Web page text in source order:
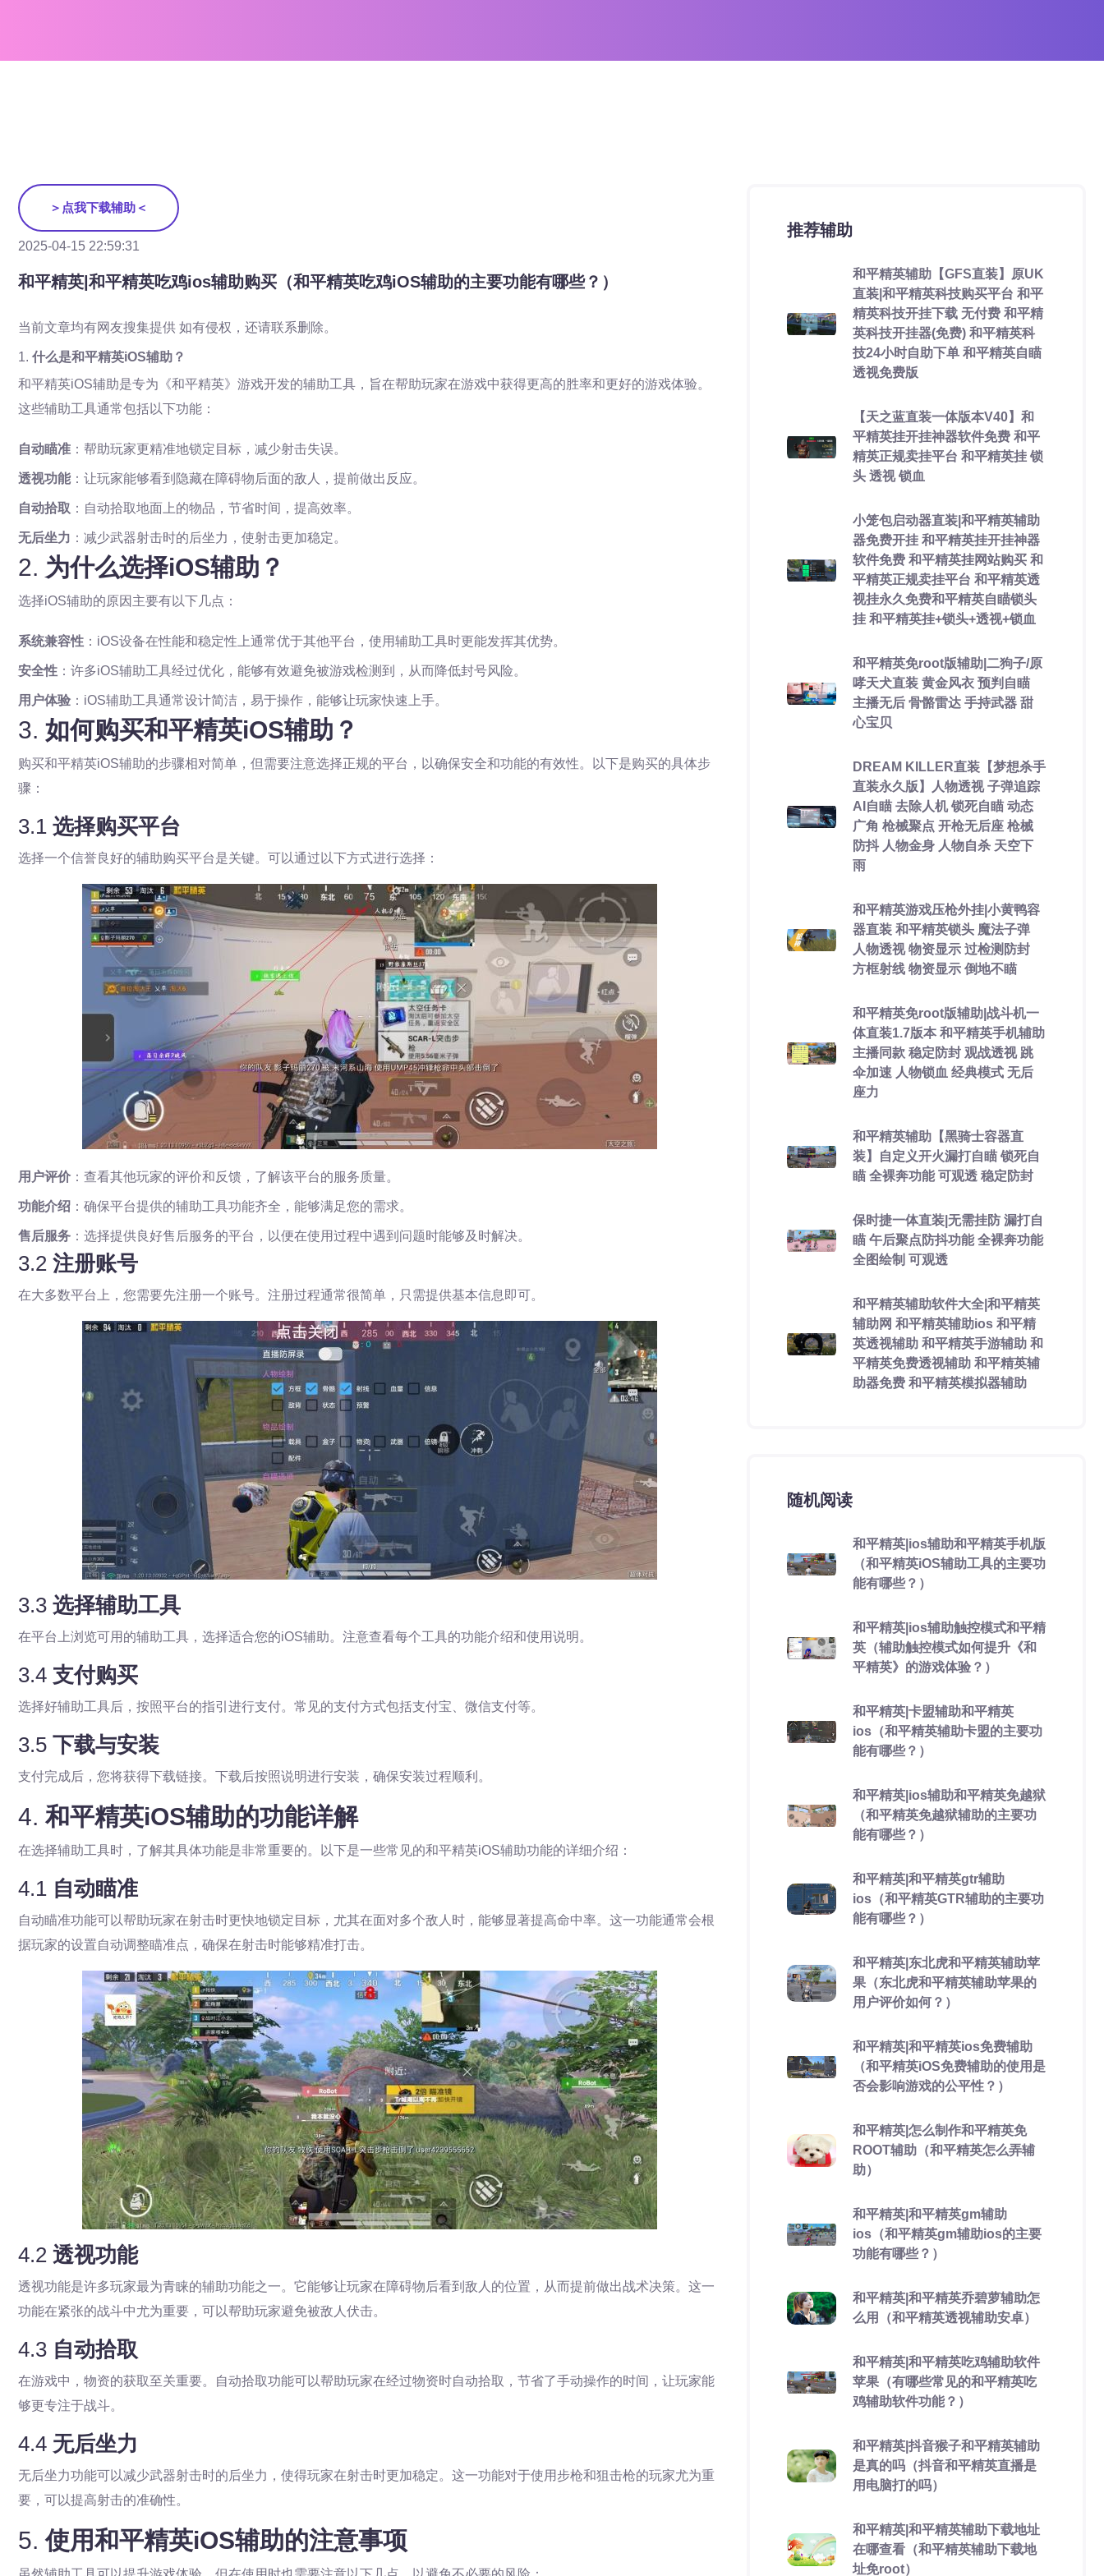
＞点我下载辅助＜
2025-04-15 22:59:31
和平精英|和平精英吃鸡ios辅助购买（和平精英吃鸡iOS辅助的主要功能有哪些？）
当前文章均有网友搜集提供 如有侵权，还请联系删除。
1. 什么是和平精英iOS辅助？
和平精英iOS辅助是专为《和平精英》游戏开发的辅助工具，旨在帮助玩家在游戏中获得更高的胜率和更好的游戏体验。
这些辅助工具通常包括以下功能：
自动瞄准 ：帮助玩家更精准地锁定目标，减少射击失误。
透视功能：让玩家能够看到隐藏在障碍物后面的敌人，提前做出反应。
自动拾取 ：自动拾取地面上的物品，节省时间，提高效率。
无后坐力 ：减少武器射击时的后坐力，使射击更加稳定。
2. 为什么选择iOS辅助？
选择iOS辅助的原因主要有以下几点：
系统兼容性 ：iOS设备在性能和稳定性上通常优于其他平台，使用辅助工具时更能发挥其优势。
安全性 ：许多iOS辅助工具经过优化，能够有效避免被游戏检测到，从而降低封号风险。
用户体验 ：iOS辅助工具通常设计简洁，易于操作，能够让玩家快速上手。
3. 如何购买和平精英iOS辅助？
购买和平精英iOS辅助的步骤相对简单，但需要注意选择正规的平台，以确保安全和功能的有效性。以下是购买的具体步
骤：
3.1 选择购买平台
选择一个信誉良好的辅助购买平台是关键。可以通过以下方式进行选择：
用户评价 ：查看其他玩家的评价和反馈，了解该平台的服务质量。
功能介绍 ：确保平台提供的辅助工具功能齐全，能够满足您的需求。
售后服务 ：选择提供良好售后服务的平台，以便在使用过程中遇到问题时能够及时解决。
3.2 注册账号
在大多数平台上，您需要先注册一个账号。注册过程通常很简单，只需提供基本信息即可。
3.3 选择辅助工具
在平台上浏览可用的辅助工具，选择适合您的iOS辅助。注意查看每个工具的功能介绍和使用说明。
3.4 支付购买
选择好辅助工具后，按照平台的指引进行支付。常见的支付方式包括支付宝、微信支付等。
3.5 下载与安装
支付完成后，您将获得下载链接。下载后按照说明进行安装，确保安装过程顺利。
4. 和平精英iOS辅助的功能详解
在选择辅助工具时，了解其具体功能是非常重要的。以下是一些常见的和平精英iOS辅助功能的详细介绍：
4.1 自动瞄准
自动瞄准功能可以帮助玩家在射击时更快地锁定目标，尤其在面对多个敌人时，能够显著提高命中率。这一功能通常会根
据玩家的设置自动调整瞄准点，确保在射击时能够精准打击。
4.2 透视功能
透视功能是许多玩家最为青睐的辅助功能之一。它能够让玩家在障碍物后看到敌人的位置，从而提前做出战术决策。这一
功能在紧张的战斗中尤为重要，可以帮助玩家避免被敌人伏击。
4.3 自动拾取
在游戏中，物资的获取至关重要。自动拾取功能可以帮助玩家在经过物资时自动拾取，节省了手动操作的时间，让玩家能
够更专注于战斗。
4.4 无后坐力
无后坐力功能可以减少武器射击时的后坐力，使得玩家在射击时更加稳定。这一功能对于使用步枪和狙击枪的玩家尤为重
要，可以提高射击的准确性。
5.使用和平精英iOS辅助的注意事项
推荐辅助
和平精英辅助【GFS直装】原UK
直装|和平精英科技购买平台 和平
精英科技开挂下载 无付费 和平精
英科技开挂器(免费) 和平精英科
技24小时自助下单 和平精英自瞄
透视免费版
【天之蓝直装一体版本V40】和
平精英挂开挂神器软件免费 和平
精英正规卖挂平台 和平精英挂 锁
头 透视 锁血
小笼包启动器直装|和平精英辅助
器免费开挂 和平精英挂开挂神器
软件免费 和平精英挂网站购买 和
平精英正规卖挂平台 和平精英透
视挂永久免费和平精英自瞄锁头
挂 和平精英挂+锁头+透视+锁血
和平精英免root版辅助|二狗子/原
哮天犬直装 黄金风衣 预判自瞄
主播无后 骨骼雷达 手持武器 甜
心宝贝
DREAM KILLER直装【梦想杀手
直装永久版】人物透视 子弹追踪
AI自瞄 去除人机 锁死自瞄 动态
广角 枪械聚点 开枪无后座 枪械
防抖 人物金身 人物自杀 天空下
雨
和平精英游戏压枪外挂|小黄鸭容
器直装 和平精英锁头 魔法子弹
人物透视 物资显示 过检测防封
方框射线 物资显示 倒地不瞄
和平精英免root版辅助|战斗机一
体直装1.7版本 和平精英手机辅助
主播同款 稳定防封 观战透视 跳
伞加速 人物锁血 经典模式 无后
座力
和平精英辅助【黑骑士容器直
装】自定义开火漏打自瞄 锁死自
瞄 全裸奔功能 可观透 稳定防封
保时捷一体直装|无需挂防 漏打自
瞄 午后聚点防抖功能 全裸奔功能
全图绘制 可观透
和平精英辅助软件大全|和平精英
辅助网 和平精英辅助ios 和平精
英透视辅助 和平精英手游辅助 和
平精英免费透视辅助 和平精英辅
助器免费 和平精英模拟器辅助
随机阅读
和平精英|ios辅助和平精英手机版
（和平精英iOS辅助工具的主要功
能有哪些？）
和平精英|ios辅助触控模式和平精
英（辅助触控模式如何提升《和
平精英》的游戏体验？）
和平精英|卡盟辅助和平精英
ios（和平精英辅助卡盟的主要功
能有哪些？）
和平精英|ios辅助和平精英免越狱
（和平精英免越狱辅助的主要功
能有哪些？）
和平精英|和平精英gtr辅助
ios（和平精英GTR辅助的主要功
能有哪些？）
和平精英|东北虎和平精英辅助苹
果（东北虎和平精英辅助苹果的
用户评价如何？）
和平精英|和平精英ios免费辅助
（和平精英iOS免费辅助的使用是
否会影响游戏的公平性？）
和平精英|怎么制作和平精英免
ROOT辅助（和平精英怎么弄辅
助）
和平精英|和平精英gm辅助
ios（和平精英gm辅助ios的主要
功能有哪些？）
和平精英|和平精英乔碧萝辅助怎
么用（和平精英透视辅助安卓）
和平精英|和平精英吃鸡辅助软件
苹果（有哪些常见的和平精英吃
鸡辅助软件功能？）
和平精英|抖音猴子和平精英辅助
是真的吗（抖音和平精英直播是
用电脑打的吗）
和平精英|和平精英辅助下载地址
在哪查看（和平精英辅助下载地
址免root）